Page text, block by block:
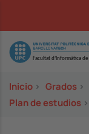
Image
Inicio > Grados >
Plan de estudios >